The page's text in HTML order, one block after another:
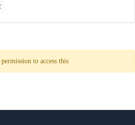
to access this